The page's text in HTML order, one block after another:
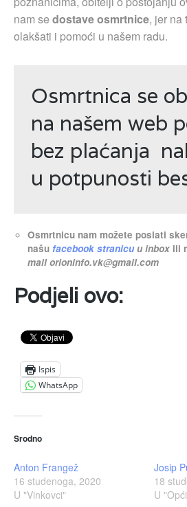
nam sedostave osmrtnice, jer na
olakšati i pomoći u našem radu.
Osmrtnica se
na našem web
bez plaćanja
u potpunosti
Osmrtnicu nam možete poslati
našu facebook stranicuu inbox ili
mailorioninfo.vk@gmail.com
Podjeli ovo:
Ispis
WhatsApp
Srodno
Anton Frangež
16 studenoga, 2020
U "Vinkovci"
Josip
18
U